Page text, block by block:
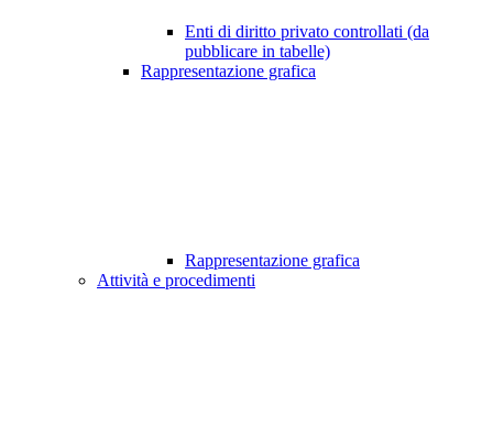
Enti di diritto privato controllati (da
pubblicare in tabelle)
Rappresentazione grafica
Rappresentazione grafica
Attività e procedimenti